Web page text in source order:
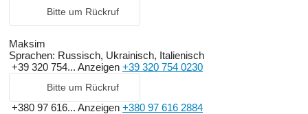
Bitte um Rückruf
Maksim
Sprachen: Russisch, Ukrainisch, Italienisch
+39 320 754... Anzeigen +39 320 754 0230
Bitte um Rückruf
+380 97 616... Anzeigen +380 97 616 2884